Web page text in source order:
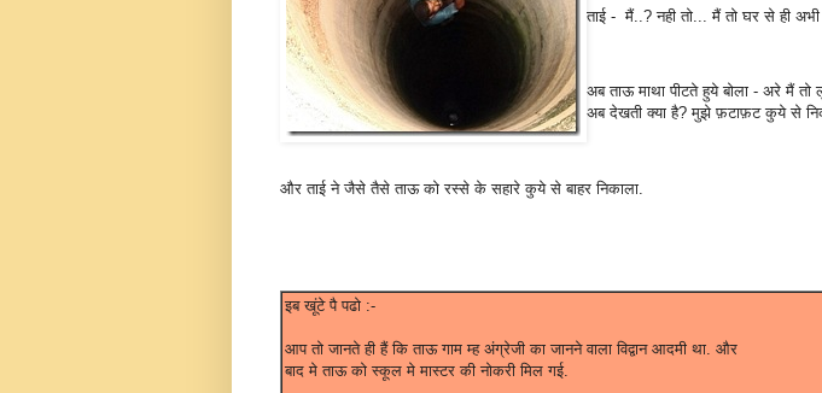
ताई - मैं..? नही तो... मैं तो घर से ही अभी
अब ताऊ माथा पीटते हुये बोला - अरे मैं तो
अब देखती क्या है? मुझे फ़टाफ़ट कुये से
और ताई ने जैसे तैसे ताऊ को रस्से के सहारे कुये से बाहर निकाला.
इब खूंटे पै पढो :-
आप तो जानते ही हैं कि ताऊ गाम म्ह अंग्रेजी का जानने वाला विद्वान आदमी था. और
बाद मे ताऊ को स्कूल मे मास्टर की नोकरी मिल गई.